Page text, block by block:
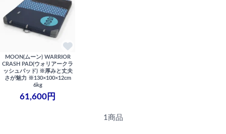
MOON(ムーン) WARRIOR
CRASH PAD(ウォリアークラ
ッシュパッド) ※厚みと丈夫
さが魅力 ※130×100×12cm
6kg
61,600円
1商品